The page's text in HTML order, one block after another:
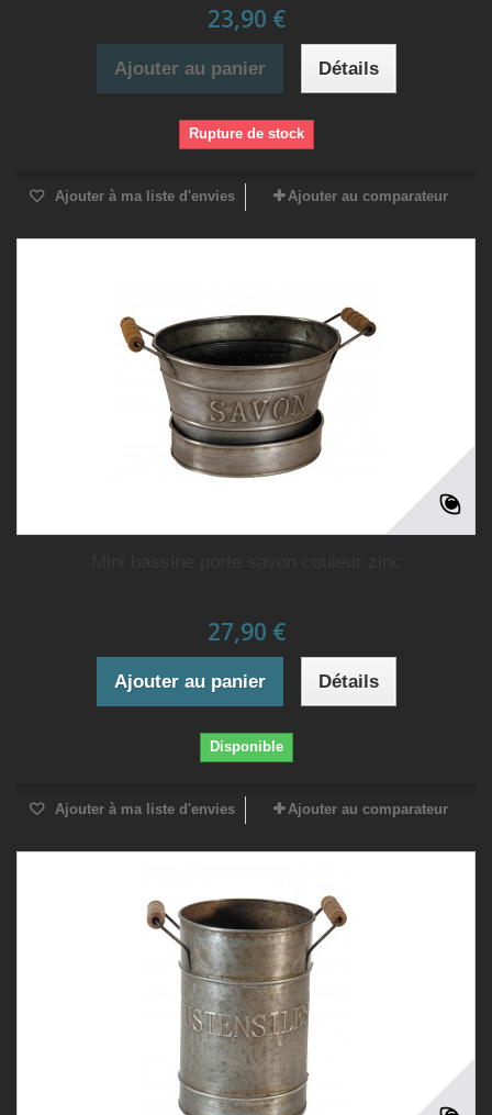
23,90 €
Ajouter au panier Détails
Rupture de stock
Ajouter à ma liste d'envies Ajouter au comparateur
27,90 €
Ajouter au panier Détails
Disponible
Ajouter à ma liste d'envies Ajouter au comparateur